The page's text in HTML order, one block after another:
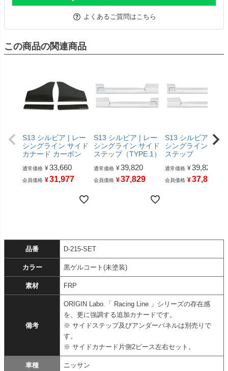
よくあるご質問はこちら
この商品の関連商品
S13 シルビア | レー
シングライン サイド
カナード カーボン
通常価格 ¥33,660
会員価格 ¥31,977
S13 シルビア | レー
シングライン サイド
ステップ（TYPE.1）
通常価格 ¥39,820
会員価格 ¥37,829
S13 シルビア | レー
シングライン サイ
ステップ
通常価格 ¥39,820
会員価格 ¥37,829
品番 D-215-SET
カラー 黒ゲルコート(未塗装)
素材 FRP
備考
ORIGIN Labo.「 Racing Line 」シリーズの存在感
を、更に強調する追加カナードです。
※ サイドステップ及びアンダーパネルは別売りで
す。
※ サイドカナード片側2ピース左右セット。
車種 ニッサン